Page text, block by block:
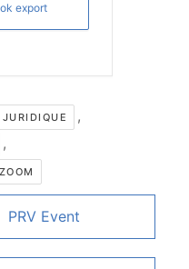
export
,
,
ZOOM
PRV Event